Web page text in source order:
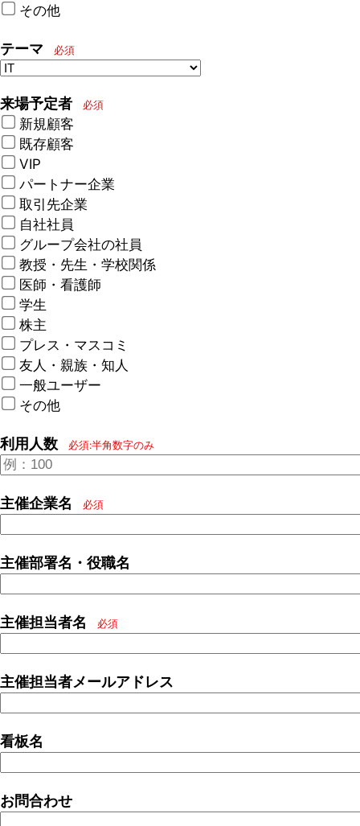
その他
テーマ 必須
来場予定者 必須
新規顧客
既存顧客
VIP
パートナー企業
取引先企業
自社社員
グループ会社の社員
教授・先生・学校関係
医師・看護師
学生
株主
プレス・マスコミ
友人・親族・知人
一般ユーザー
その他
利用人数 必須:半角数字のみ
主催企業名 必須
主催部署名・役職名
主催担当者名 必須
主催担当者メールアドレス
看板名
お問合わせ